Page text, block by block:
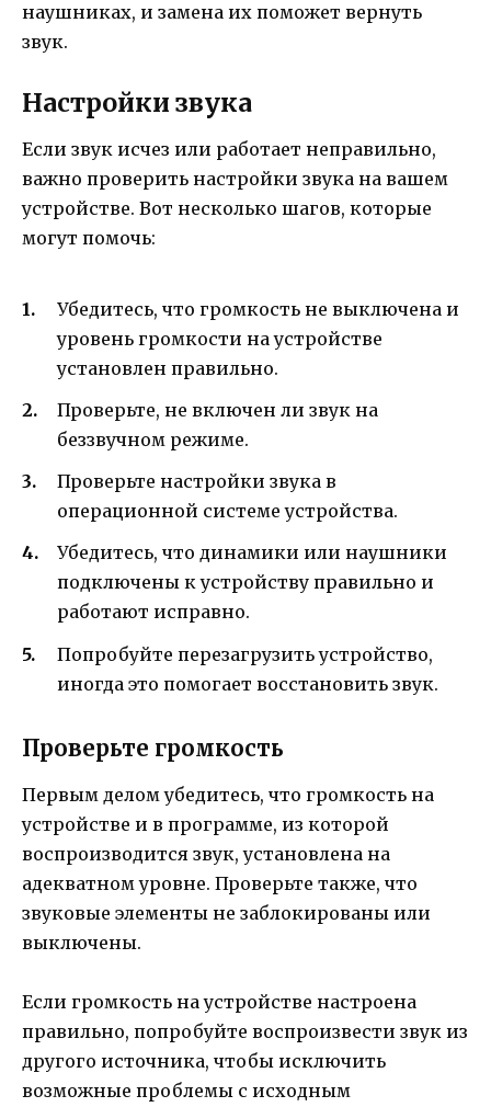
наушниках, и замена их поможет вернуть
звук.
Настройки звука
Если звук исчез или работает неправильно,
важно проверить настройки звука на вашем
устройстве. Вот несколько шагов, которые
могут помочь:
Убедитесь, что громкость не выключена и
уровень громкости на устройстве
установлен правильно.
Проверьте, не включен ли звук на
беззвучном режиме.
Проверьте настройки звука в
операционной системе устройства.
Убедитесь, что динамики или наушники
подключены к устройству правильно и
работают исправно.
Попробуйте перезагрузить устройство,
иногда это помогает восстановить звук.
Проверьте громкость
Первым делом убедитесь, что громкость на
устройстве и в программе, из которой
воспроизводится звук, установлена на
адекватном уровне. Проверьте также, что
звуковые элементы не заблокированы или
выключены.
Если громкость на устройстве настроена
правильно, попробуйте воспроизвести звук из
другого источника, чтобы исключить
возможные проблемы с исходным